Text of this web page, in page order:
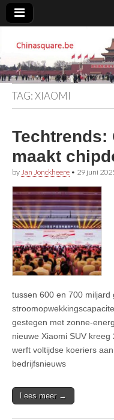
TAG:XIAOMI
Techtrends:
maakt
by Jan Jonckheere • 29 juni
tussen 600 en 700 miljard
gestegen met zonne-
nieuwe Xiaomi SUV
werft voltijdse koeriers
bedrijfsnieuws
Lees meer →